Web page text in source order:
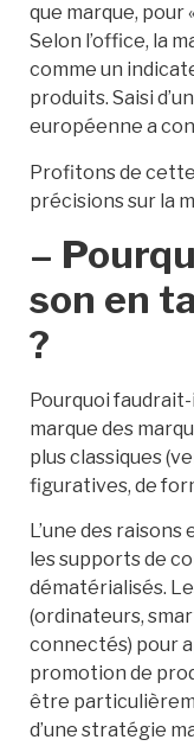
que marque, pour
Selon l’office, la
comme un
produits. Saisi
européenne a
Profitons de
précisions sur la
–
son en
?
Pourquoi
marque des
plus classiques
figuratives, de
L’une des
les supports de
dématérialisés.
(ordinateurs,
connectés) pour
promotion de
être
d’une stratégie